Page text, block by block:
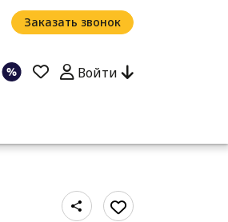
Заказать звонок
Войти